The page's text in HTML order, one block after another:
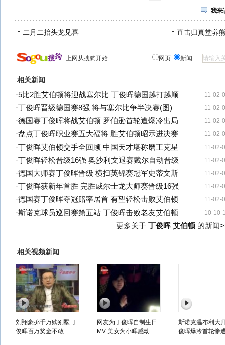
我来
二月二抬头龙见喜 直击归真堂养
上网从搜狗开始 网页 新闻
相关新闻
11-02-
·5比2胜艾伯顿将迎战塞尔比 丁俊晖德国越打越顺
11-02-
·丁俊晖晋级德国赛8强 将与塞尔比争半决赛(图)
11-02-
·德国赛丁俊晖将战艾伯顿 罗伯逊首轮遭爆冷出局
11-02-
·盘点丁俊晖职业赛五大福将 胜艾伯顿昭示进决赛
11-02-
·丁俊晖艾伯顿交手全回顾 中国天才堪称磨王克星
11-02-
·丁俊晖轻松晋级16强 奥沙利文退赛戴尔自动晋级
11-02-
·德国大师赛丁俊晖晋级 横扫英锦赛冠军史蒂文斯
11-02-
·丁俊晖获新年首胜 完胜威尔士龙大师赛晋级16强
11-02-
·德国赛丁俊晖夺冠赔率居首 有望轻松击败艾伯顿
10-10-
·斯诺克球员巡回赛第五站 丁俊晖击败老友艾伯顿
更多关于 丁俊晖 艾伯顿的新闻
相关视频新闻
刘翔豪掷千万购别墅 丁
俊晖百万奖金不敢..
网友为丁俊晖自制生日
MV 美女为小晖感动..
斯诺克温布利大
俊晖爆冷首轮惨